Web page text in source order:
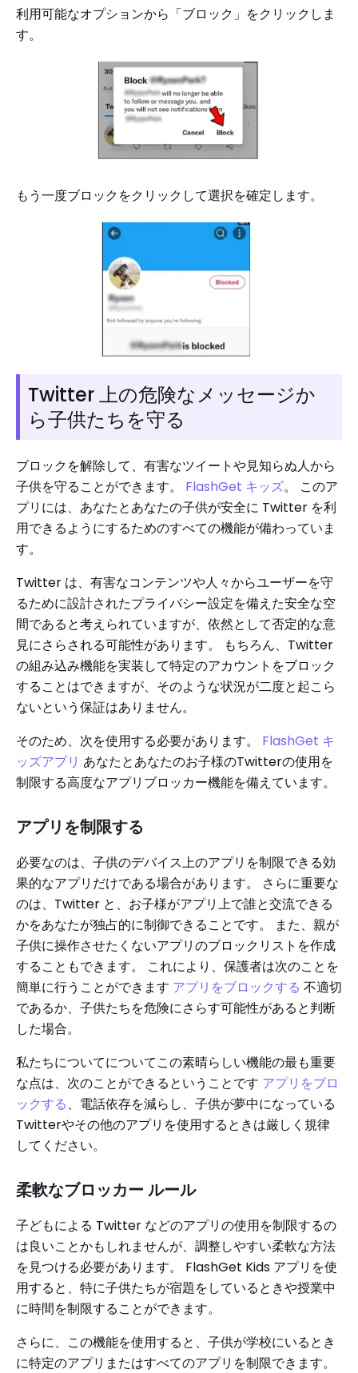
利用可能なオプションから「ブロック」をクリックしま
す。
もう一度ブロックをクリックして選択を確定します。
Twitter 上の危険なメッセージか
ら子供たちを守る
ブロックを解除して、有害なツイートや見知らぬ人から
子供を守ることができます。 FlashGet キッズ。 このア
プリには、あなたとあなたの子供が安全に Twitter を利
用できるようにするためのすべての機能が備わっていま
す。
Twitter は、有害なコンテンツや人々からユーザーを守
るために設計されたプライバシー設定を備えた安全な空
間であると考えられていますが、依然として否定的な意
見にさらされる可能性があります。 もちろん、Twitter
の組み込み機能を実装して特定のアカウントをブロック
することはできますが、そのような状況が二度と起こら
ないという保証はありません。
そのため、次を使用する必要があります。 FlashGet キ
ッズアプリ あなたとあなたのお子様のTwitterの使用を
制限する高度なアプリブロッカー機能を備えています。
アプリを制限する
必要なのは、子供のデバイス上のアプリを制限できる効
果的なアプリだけである場合があります。 さらに重要な
のは、Twitter と、お子様がアプリ上で誰と交流できる
かをあなたが独占的に制御できることです。 また、親が
子供に操作させたくないアプリのブロックリストを作成
することもできます。 これにより、保護者は次のことを
簡単に行うことができます アプリをブロックする 不適切
であるか、子供たちを危険にさらす可能性があると判断
した場合。
私たちについてについてこの素晴らしい機能の最も重要
な点は、次のことができるということです アプリをブロ
ックする、電話依存を減らし、子供が夢中になっている
Twitterやその他のアプリを使用するときは厳しく規律
してください。
柔軟なブロッカー ルール
子どもによる Twitter などのアプリの使用を制限するの
は良いことかもしれませんが、調整しやすい柔軟な方法
を見つける必要があります。 FlashGet Kids アプリを使
用すると、特に子供たちが宿題をしているときや授業中
に時間を制限することができます。
さらに、この機能を使用すると、子供が学校にいるとき
に特定のアプリまたはすべてのアプリを制限できます。